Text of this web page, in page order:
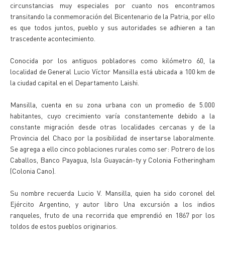
circunstancias muy especiales por cuanto nos encontramos
transitando la conmemoración del Bicentenario de la Patria, por ello
es que todos juntos, pueblo y sus autoridades se adhieren a tan
trascedente acontecimiento.
Conocida por los antiguos pobladores como kilómetro 60, la
localidad de General Lucio Víctor Mansilla está ubicada a 100 km de
la ciudad capital en el Departamento Laishi.
Mansilla, cuenta en su zona urbana con un promedio de 5.000
habitantes, cuyo crecimiento varía constantemente debido a la
constante migración desde otras localidades cercanas y de la
Provincia del Chaco por la posibilidad de insertarse laboralmente.
Se agrega a ello cinco poblaciones rurales como ser: Potrero de los
Caballos, Banco Payagua, Isla Guayacán-ty y Colonia Fotheringham
(Colonia Cano).
Su nombre recuerda Lucio V. Mansilla, quien ha sido coronel del
Ejército Argentino, y autor libro Una excursión a los indios
ranqueles, fruto de una recorrida que emprendió en 1867 por los
toldos de estos pueblos originarios.